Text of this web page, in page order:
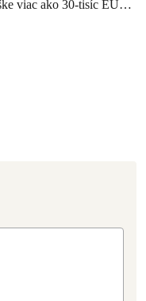
viac ako 30-tisíc EUR.